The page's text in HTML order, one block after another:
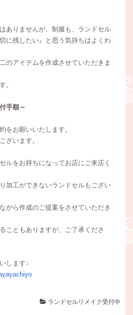
ありませんが、制服も、ランドセル
に残したい』と思う気持ちはよくわ
のアイテムを作成させていただきま
。
手順～
をお願いいたします。
ざいます。
ルをお持ちになってお店にご来店く
加工ができないランドセルもござい
がら作成のご提案をさせていただき
こともありますが、ご了承くださ
します↓
ランドセルリメイク受付中